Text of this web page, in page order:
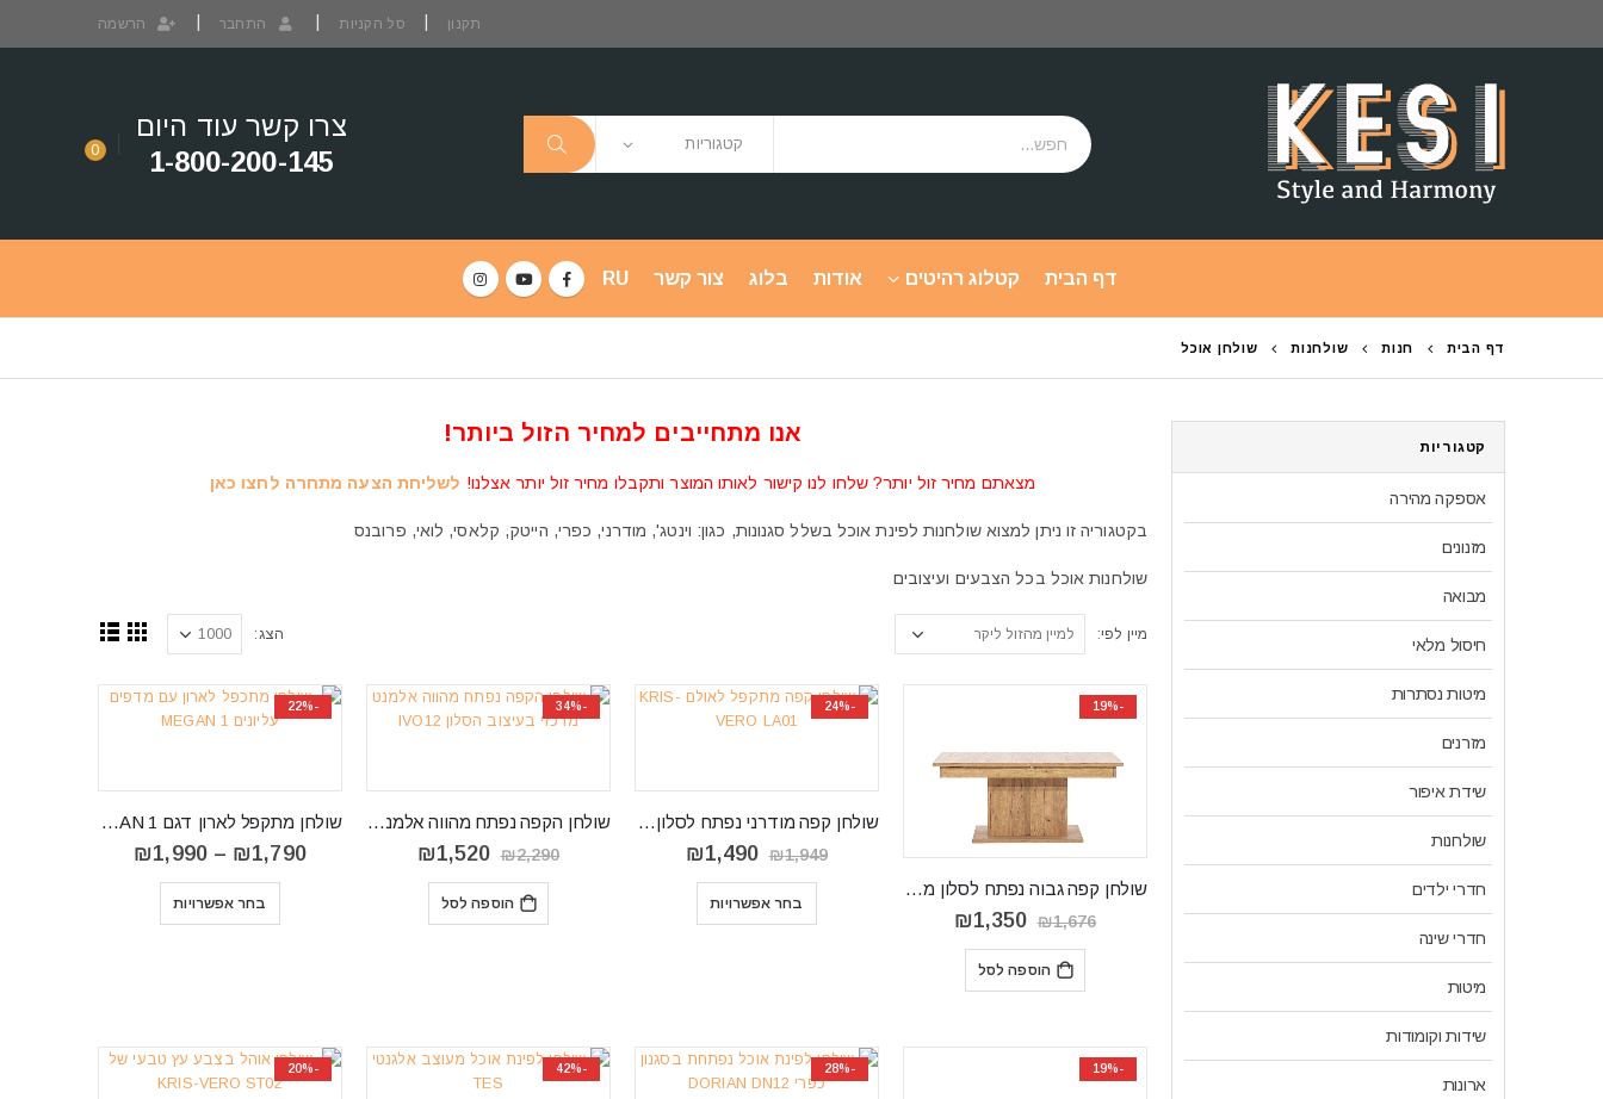
תקנון סל הקניות התחבר הרשמה
קטגוריות
צרו קשר עוד היום
1-800-200-145
0
דף הבית קטלוג רהיטים אודות בלוג צור קשר RU
דף הבית חנות שולחנות שולחן אוכל
אנו מתחייבים למחיר הזול ביותר!
מצאתם מחיר זול יותר? שלחו לנו קישור לאותו המוצר ותקבלו מחיר זול יותר אצלנו! לשליחת הצעה מתחרה לחצו כאן
בקטגוריה זו ניתן למצוא שולחנות לפינת אוכל בשלל סגנונות, כגון: וינטג', מודרני, כפרי, הייטק, קלאסי, לואי, פרובנס
שולחנות אוכל בכל הצבעים ועיצובים
מיין לפי: הצג:
-19%
שולחן קפה גבוה נפתח לסלון מדגם SNOBI SB13
₪1,676
המחיר
היה:
₪1,676.
₪1,350
הוספה לסל
-24%
שולחן קפה מודרני נפתח לסלון KRIS-VERO LA01
₪1,949
המחיר
היה:
₪1,490
בחר אפשרויות
-34%
שולחן הקפה ‏נפתח מהווה אלמנט מרכזי בעיצוב הסלון IVO12
₪2,290
המחיר
היה:
₪2,290.
₪1,520
הוספה לסל
-22%
שולחן מתקפל לארון דגם MEGAN 1
₪1,790
–
₪1,990
טווח
בחר אפשרויות
-19%
-28%
-42%
-20%
קטגוריות
אספקה מהירה
מזנונים
מבואה
חיסול מלאי
מיטות נסתרות
מזרנים
שידת איפור
שולחנות
חדרי ילדים
חדרי שינה
מיטות
שידות וקומודות
ארונות